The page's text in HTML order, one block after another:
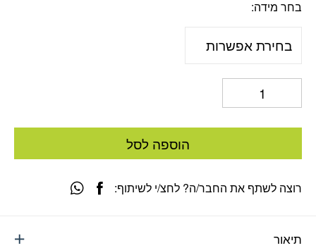
בחר מידה
הוספה לסל
תיאור
רוצה לשתף את החבר/ה? לחצ/י לשיתוף: